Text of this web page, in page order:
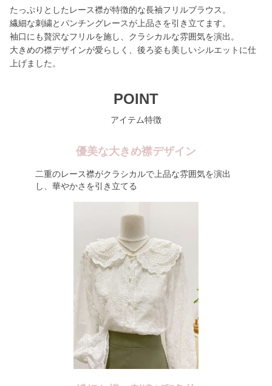
たっぷりとしたレース襟が特徴的な長袖フリルブラウス。
繊細な刺繍とパンチングレースが上品さを引き立てます。
袖口にも贅沢なフリルを施し、クラシカルな雰囲気を演出。
大きめの襟デザインが愛らしく、後ろ姿も美しいシルエットに仕
上げました。
POINT
アイテム特徴
優美な大きめ襟デザイン
二重のレース襟がクラシカルで上品な雰囲気を演出
し、華やかさを引き立てる